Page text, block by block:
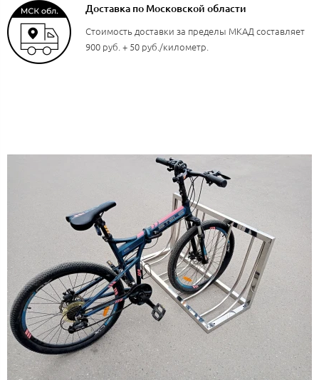
Доставка по Московской области
Стоимость доставки за пределы МКАД составляет
900 руб. + 50 руб./километр.